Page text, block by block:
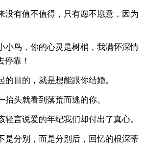
没有值不值得，只有愿不愿意，因为
小鸟，你的心灵是树梢，我满怀深情
停靠！
的目的，就是想能跟你结婚。
抬头就看到落荒而逃的你。
轻言说爱的年纪我们却付出了真心。
是分别，而是分别后，回忆的根深蒂